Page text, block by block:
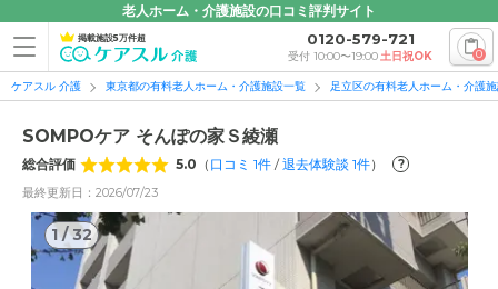
老人ホーム・介護施設の口コミ評判サイト
掲載施設5万件超 0120-579-721
受付 10:00〜19:00土日祝OK 0
ケアスル 介護 東京都の有料老人ホーム・介護施設一覧 足立区の有料老人ホーム・介護
SOMPOケア そんぽの家Ｓ綾瀬
総合評価 5.0 （ 口コミ 1件 /退去体験談 1件） ?
最終更新日：2026/07/23
1/32
1/32